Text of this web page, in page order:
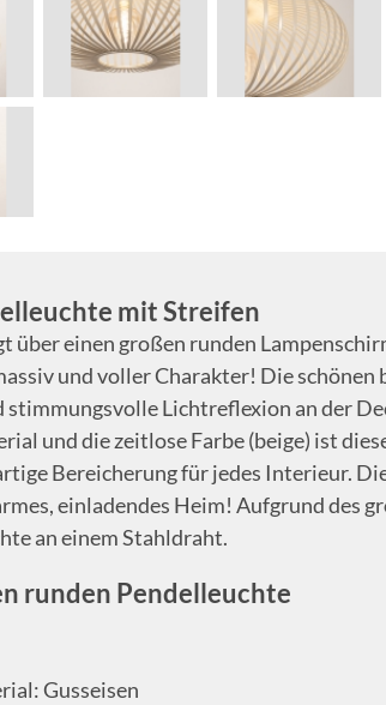
mit Streifen
über einen großen runden
und voller Charakter! Die schönen
Lichtreflexion an der
und die zeitlose Farbe (beige) ist
Bereicherung für jedes Interieur.
einladendes Heim! Aufgrund des
an einem Stahldraht.
runden Pendelleuchte
Gusseisen